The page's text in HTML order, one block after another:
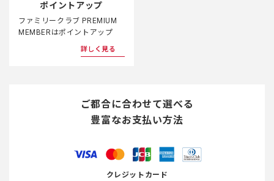
ポイントアップ
ファミリークラブ PREMIUM
MEMBERはポイントアップ
詳しく見る
ご都合に合わせて選べる
豊富なお支払い方法
クレジットカード